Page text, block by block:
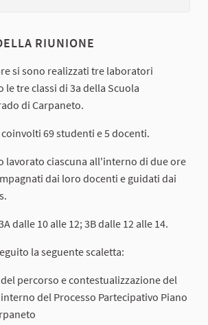
RIUNIONE
si sono realizzati tre laboratori
le tre classi di 3a della Scuola
di Carpaneto.
69 studenti e 5 docenti.
lavorato ciascuna all'interno di due ore
dai loro docenti e guidati dai
dalle 10 alle 12; 3B dalle 12 alle 14.
la seguente scaletta:
percorso e contestualizzazione del
del Processo Partecipativo Piano